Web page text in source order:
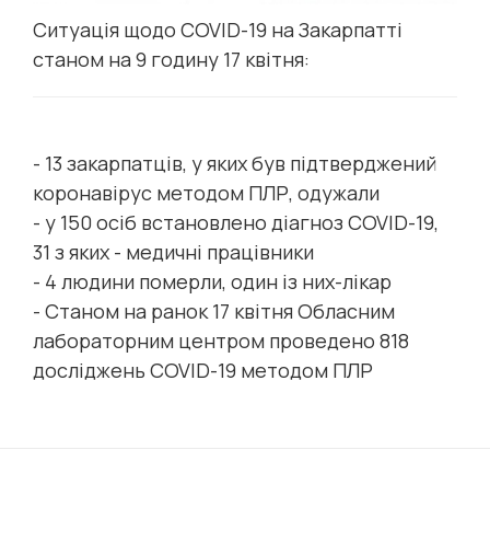
Ситуація щодо COVID-19 на Закарпатті
станом на 9 годину 17 квітня:
- 13 закарпатців, у яких був підтверджений
коронавірус методом ПЛР, одужали
- у 150 осіб встановлено діагноз COVID-19,
31 з яких - медичні працівники
- 4 людини померли, один із них-лікар
- Станом на ранок 17 квітня Обласним
лабораторним центром проведено 818
досліджень COVID-19 методом ПЛР